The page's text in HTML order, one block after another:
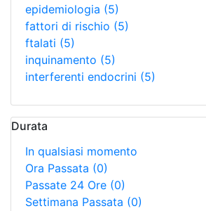
epidemiologia (5)
fattori di rischio (5)
ftalati (5)
inquinamento (5)
interferenti endocrini (5)
Durata
In qualsiasi momento
Ora Passata (0)
Passate 24 Ore (0)
Settimana Passata (0)